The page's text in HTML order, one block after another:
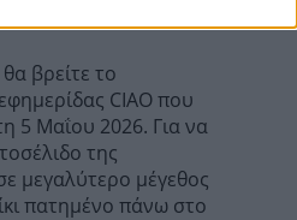
βρείτε το
CIAO που
5 Μαΐου 2026. Για να
της
μεγαλύτερο μέγεθος
πατημένο πάνω στο